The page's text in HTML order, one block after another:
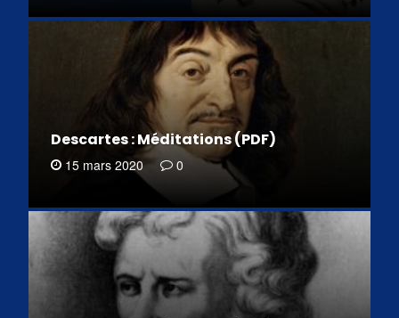
Descartes : Méditations (PDF)
15 mars 2020 0